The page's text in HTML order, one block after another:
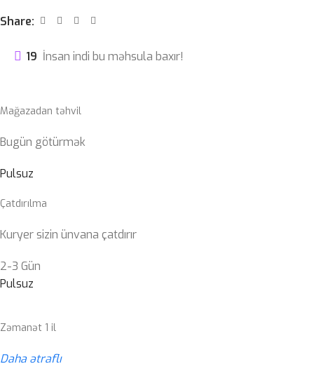
Share:
19 İnsan indi bu məhsula baxır!
Mağazadan təhvil
Bugün götürmək
Pulsuz
Çatdırılma
Kuryer sizin ünvana çatdırır
2-3 Gün
Pulsuz
Zəmanət 1 il
Daha ətraflı